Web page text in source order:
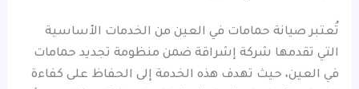
تُعتبر صيانة حمامات في العين من الخدمات الأساسية
التي تقدمها شركة إشراقة ضمن منظومة تجديد حمامات
في العين، حيث تهدف هذه الخدمة إلى الحفاظ على كفاءة